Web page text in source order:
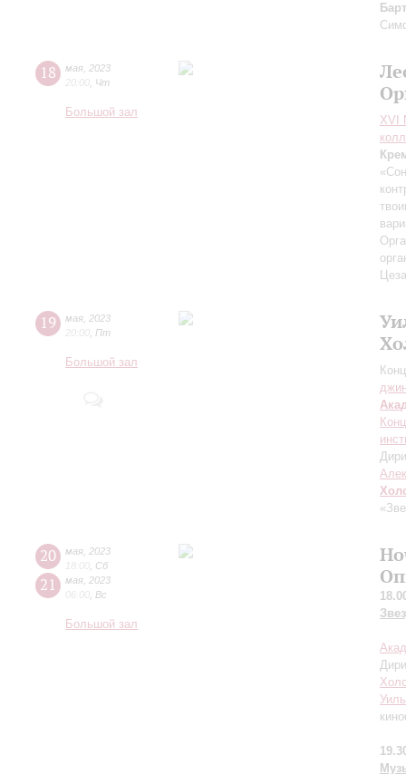
18 мая 2023
20:00 Чт
Большой зал
XVI
19 мая 2023
20:00 Пт
Большой зал
20 мая 2023
18:00 Сб
21 мая 2023
06:00 Вс
Большой зал